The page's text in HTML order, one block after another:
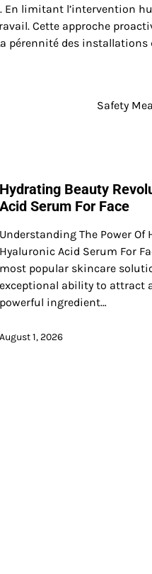
En limitant l’intervention
Cette approche
pérennité des installations
Safety
Hydrating Beauty
Acid Serum For Face
Understanding The Power Of
Hyaluronic Acid Serum For
most popular skincare
exceptional ability to attract
powerful ingredient…
August 1, 2026